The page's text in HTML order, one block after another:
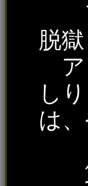
ア
脱
ア
し
は
第